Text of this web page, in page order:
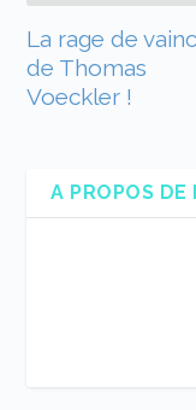
La rage de
de Thomas
Voeckler !
A PROPOS DE